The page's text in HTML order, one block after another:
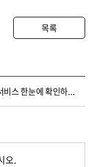
목록
철도 통합 앱 ‘코레일+’에서 여행 서비스 한눈에 확인하세요
오.